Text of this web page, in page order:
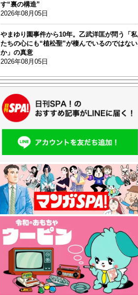
す“裏の構造”
2026年08月05日
やまゆり園事件から10年。乙武洋匡が問う「私
たちの心にも“植松聖”が棲んでいるのではない
か」の真意
2026年08月05日